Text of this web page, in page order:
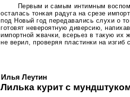
Первым и самым интимным
осталась тонкая радуга на срезе
под Новый год передавались слухи о
готовят невероятную диверсию,
импортной жвачки, всерьез в такую их
не верил, проверяя пластинки на изгиб
Илья Леутин
Лилька курит с